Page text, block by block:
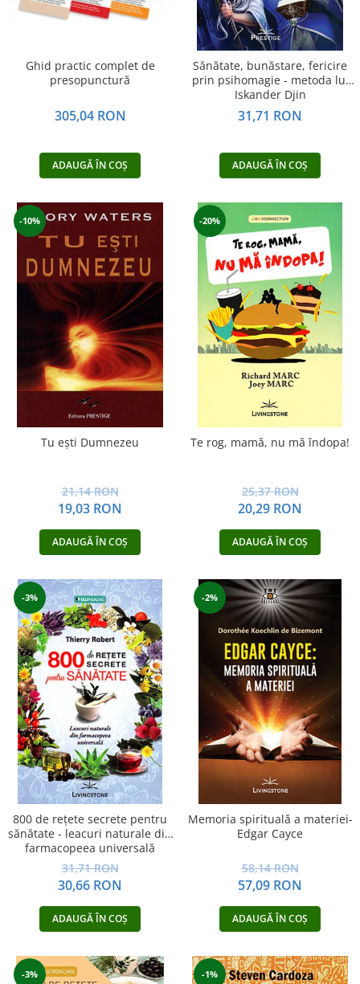
Ghid practic complet de
presopunctură
305,04 RON
ADAUGĂ ÎN COȘ
Sănătate, bunăstare, fericire
prin psihomagie - metoda lui
Iskander Djin
31,71 RON
ADAUGĂ ÎN COȘ
-10%
Tu eşti Dumnezeu
21,14 RON
19,03 RON
ADAUGĂ ÎN COȘ
-20%
Te rog, mamă, nu mă îndopa!
25,37 RON
20,29 RON
ADAUGĂ ÎN COȘ
-3%
800 de reţete secrete pentru
sănătate - leacuri naturale din
farmacopeea universală
31,71 RON
30,66 RON
ADAUGĂ ÎN COȘ
-2%
Memoria spirituală a materiei-
Edgar Cayce
58,14 RON
57,09 RON
ADAUGĂ ÎN COȘ
-3% -1%